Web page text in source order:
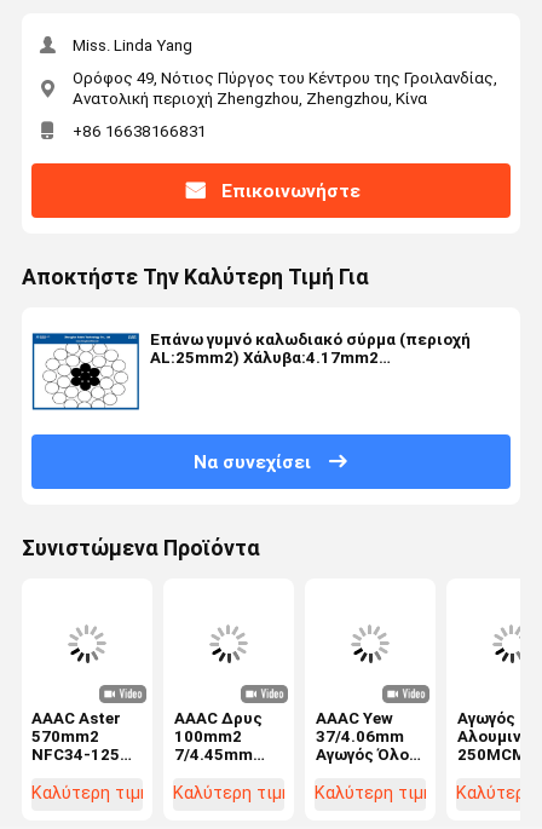
Miss. Linda Yang
Ορόφος 49, Νότιος Πύργος του Κέντρου της Γροιλανδίας,
Ανατολική περιοχή Zhengzhou, Zhengzhou, Κίνα
+86 16638166831
Επικοινωνήστε
Αποκτήστε Την Καλύτερη Τιμή Για
Επάνω γυμνό καλωδιακό σύρμα (περιοχή
AL:25mm2) Χάλυβα:4.17mm2
Να συνεχίσει
Συνιστώμενα Προϊόντα
AAAC Aster
570mm2
NFC34-125
γυμνού
Καλύτερη τιμή
AAAC Δρυς
100mm2
7/4.45mm
Αγωγός
Καλύτερη τιμή
AAAC Yew
37/4.06mm
Αγωγός Όλοι
Κράμα
Καλύτερη τιμή
Αγωγός
250MCM
Εναέριας
Καλύτερη